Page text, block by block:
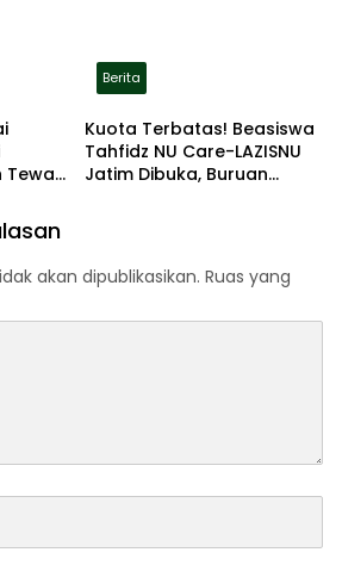
Tewas
Berita
Kuota Terbatas! Beasiswa
Tahfidz NU Care-LAZISNU
Jatim Dibuka, Buruan
akan dipublikasikan. Ruas yang